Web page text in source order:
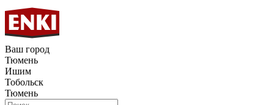
Ваш город
Тюмень
Ишим
Тобольск
Тюмень